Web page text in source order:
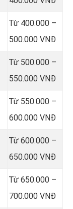
Từ 400.000 –
500.000 VNĐ
Từ 500.000 –
550.000 VNĐ
Từ 550.000 –
600.000 VNĐ
Từ 600.000 –
650.000 VNĐ
Từ 650.000 –
700.000 VNĐ